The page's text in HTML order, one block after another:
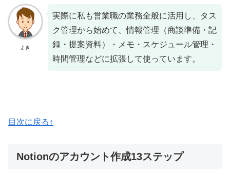
よき
実際に私も営業職の業務全般に活用し、タス
ク管理から始めて、情報管理（商談準備・記
録・提案資料）・メモ・スケジュール管理・
時間管理などに拡張して使っています。
目次に戻る↑
Notionのアカウント作成13ステップ